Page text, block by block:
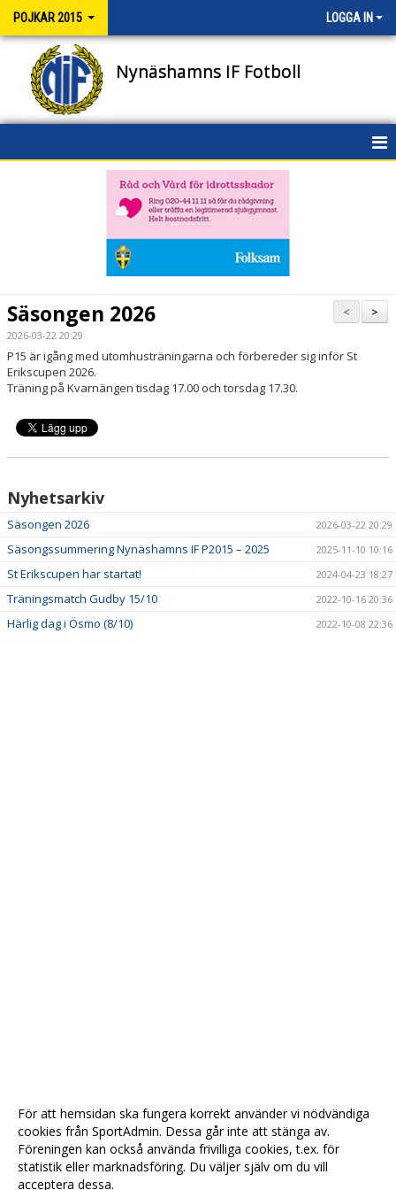
POJKAR 2015 LOGGA IN
Nynäshamns IF Fotboll
TRUPPEN
BILDGALLERI
>
<
Säsongen 2026
2026-03-22 20:29
P15 är igång med utomhusträningarna och förbereder sig inför St
Erikscupen 2026.
Träning på Kvarnängen tisdag 17.00 och torsdag 17.30.
Nyhetsarkiv
Säsongen 2026 2026-03-22 20:29
Säsongssummering Nynäshamns IF P2015 – 2025 2025-11-10 10:16
St Erikscupen har startat! 2024-04-23 18:27
Träningsmatch Gudby 15/10 2022-10-16 20:36
Härlig dag i Ösmo (8/10) 2022-10-08 22:36
För att hemsidan ska fungera korrekt använder vi nödvändiga
cookies från SportAdmin. Dessa går inte att stänga av.
Föreningen kan också använda frivilliga cookies, t.ex. för
statistik eller marknadsföring. Du väljer själv om du vill
acceptera dessa.